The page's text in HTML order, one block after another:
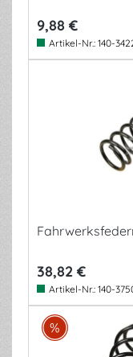
9,88 €
Artikel-Nr.: 140-
38,82 €
Artikel-Nr.: 140-